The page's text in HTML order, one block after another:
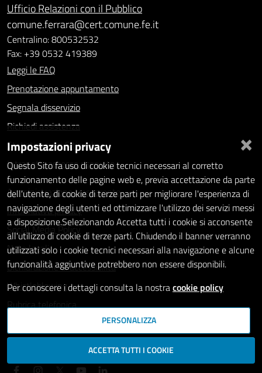
Ufficio Relazioni con il Pubblico
comune.ferrara@cert.comune.fe.it
Centralino: 800532532
Fax: +39 0532 419389
Leggi le FAQ
Prenotazione appuntamento
Segnala disservizio
Richiedi assistenza
Statistiche dei Siti web
Intranet - accesso riservato
Amministrazione trasparente
Informativa privacy
Social Media Policy
Note legali
Dichiarazione di accessibilità
Whistleblowing
Rubrica telefonica
SEGUICI SU
×
Impostazioni privacy
Questo Sito fa uso di cookie tecnici necessari al corretto
funzionamento delle pagine web e, previa accettazione da parte
dell'utente, di cookie di terze parti per migliorare l'esperienza di
navigazione degli utenti ed ottimizzare l'utilizzo dei servizi messi
a disposizione.Selezionando Accetta tutti i cookie si acconsente
all'utilizzo di cookie di terze parti. Chiudendo il banner verranno
utilizzati solo i cookie tecnici necessari alla navigazione e alcune
funzionalità aggiuntive potrebbero non essere disponibili.
Per conoscere i dettagli consulta la nostracookie policy
PERSONALIZZA
ACCETTA TUTTI I COOKIE